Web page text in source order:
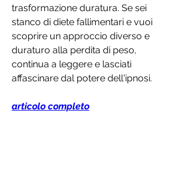
trasformazione duratura. Se sei
stanco di diete fallimentari e vuoi
scoprire un approccio diverso e
duraturo alla perdita di peso,
continua a leggere e lasciati
affascinare dal potere dell'ipnosi.
articolo completo